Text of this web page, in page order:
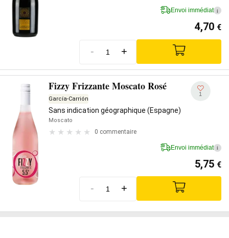
Envoi immédiat i
4,70 €
- +
Fizzy Frizzante Moscato Rosé
García-Carrión
Sans indication géographique (Espagne)
Moscato
0 commentaire
1
Envoi immédiat i
5,75 €
- +